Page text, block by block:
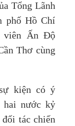
Tổng Lãnh
phố Hồ Chí
viên Ấn Độ
Thơ cùng
kiện có ý
hai nước kỷ
tác chiến